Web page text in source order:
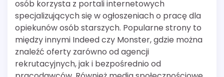
osób korzysta z portali internetowych
specjalizujących się w ogłoszeniach o pracę dla
opiekunów osób starszych. Popularne strony to
między innymi Indeed czy Monster, gdzie można
znaleźć oferty zarówno od agencji
rekrutacyjnych, jak i bezpośrednio od